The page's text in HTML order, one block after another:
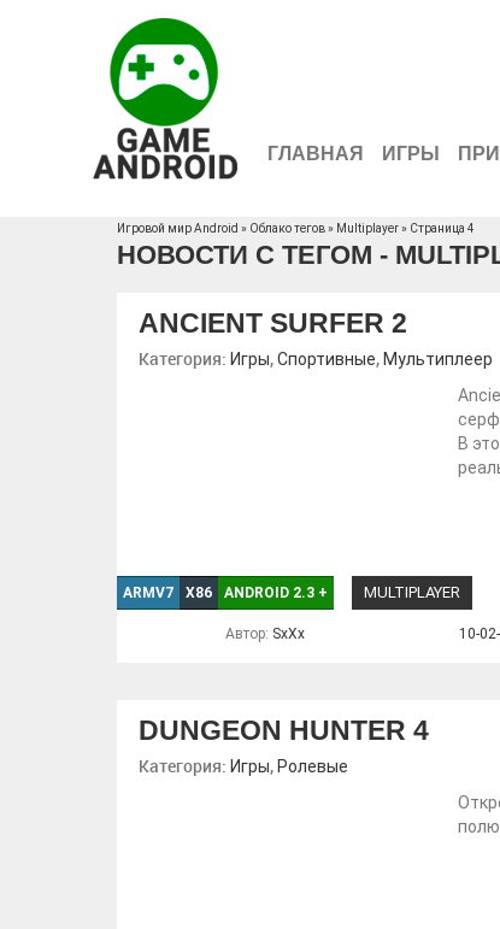
ГЛАВНАЯ ИГРЫ
Игровой мир Android » Облако тегов» Multiplayer » Страница 4
НОВОСТИ С ТЕГОМ -
ANCIENT SURFER 2
Категория: Игры,Спортивные, Мультиплеер
В
ARMV7 X86 ANDROID 2.3 + MULTIPLAYER
Автор: SxXx 10-
DUNGEON HUNTER 4
Категория: Игры, Ролевые